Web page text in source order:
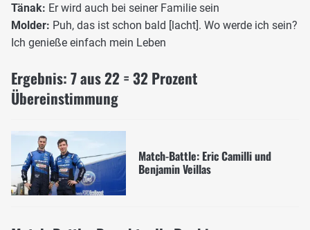
Tänak: Er wird auch bei seiner Familie sein
Molder: Puh, das ist schon bald [lacht]. Wo werde ich sein?
Ich genieße einfach mein Leben
Ergebnis: 7 aus 22 = 32 Prozent
Übereinstimmung
Match-Battle: Eric Camilli und
Benjamin Veillas